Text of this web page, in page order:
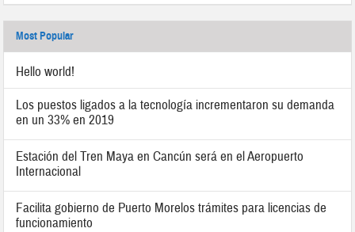
Most Popular
Hello world!
Los puestos ligados a la tecnología incrementaron su demanda
en un 33% en 2019
Estación del Tren Maya en Cancún será en el Aeropuerto
Internacional
Facilita gobierno de Puerto Morelos trámites para licencias de
funcionamiento